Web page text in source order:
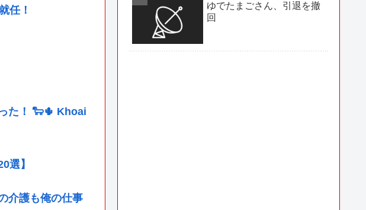
任！
た！ 🐑🌵 Khoai
選】
介護も俺の仕事
ゆでたまごさん、引退を撤
回